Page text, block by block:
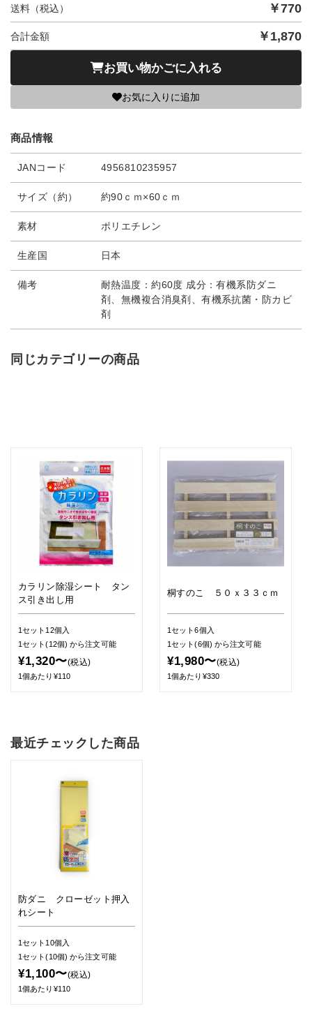
送料（税込） ￥770
合計金額 ￥ 1,870
お買い物かごに入れる
お気に入りに追加
商品情報
JANコード 4956810235957
サイズ（約） 約90ｃｍ×60ｃｍ
素材 ポリエチレン
生産国 日本
備考
耐熱温度：約60度 成分：有機系防ダニ
剤、無機複合消臭剤、有機系抗菌・防カビ
剤
同じカテゴリーの商品
カラリン除湿シート タン
ス引き出し用
1セット12個入
1セット(12個)から注文可能
¥1,320〜(税込)
1個あたり¥110
桐すのこ ５０ｘ３３ｃｍ
1セット6個入
1セット(6個) から注文可能
¥1,980〜(税込)
1個あたり¥330
最近チェックした商品
防ダニ クローゼット押入
れシート
1セット10個入
1セット(10個)から注文可能
¥1,100〜(税込)
1個あたり¥110